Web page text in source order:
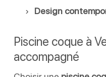
Design
Piscine coque à
accompagné